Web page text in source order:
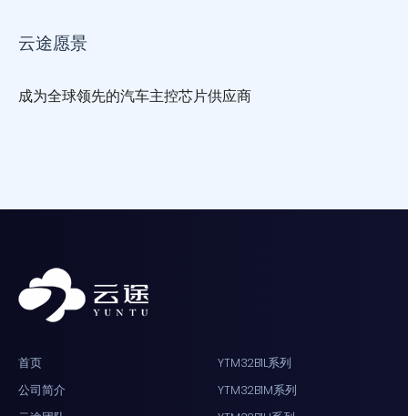
云途愿景
成为全球领先的汽车主控芯片供应商
首页
公司简介
YTM32B1L系列
YTM32B1M系列